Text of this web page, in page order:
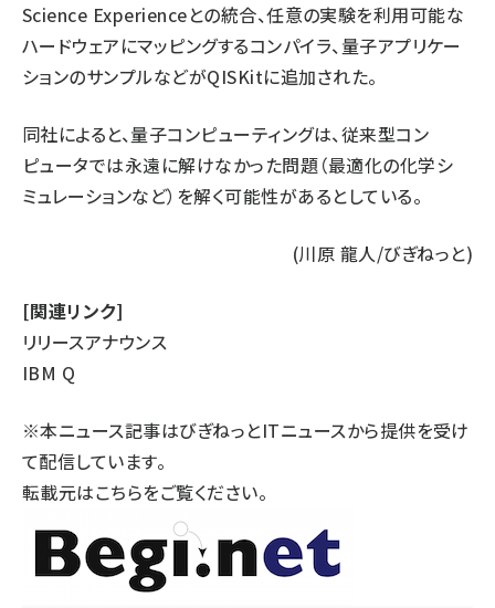
Science Experienceとの統合、任意の実験を利用可能な
ハードウェアにマッピングするコンパイラ、量子アプリケー
ションのサンプルなどがQISKitに追加された。
同社によると、量子コンピューティングは、従来型コン
ピュータでは永遠に解けなかった問題（最適化の化学シ
ミュレーションなど）を解く可能性があるとしている。
(川原 龍人/びぎねっと)
[関連リンク]
リリースアナウンス
IBM Q
※本ニュース記事はびぎねっとITニュースから提供を受け
て配信しています。
転載元はこちらをご覧ください。